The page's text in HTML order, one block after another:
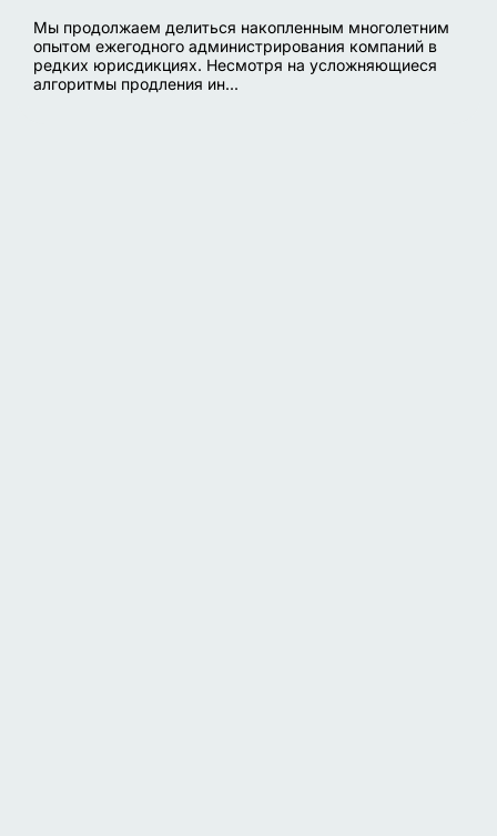
Мы продолжаем делиться накопленным многолетним
опытом ежегодного администрирования компаний в
редких юрисдикциях. Несмотря на усложняющиеся
алгоритмы продления ин...